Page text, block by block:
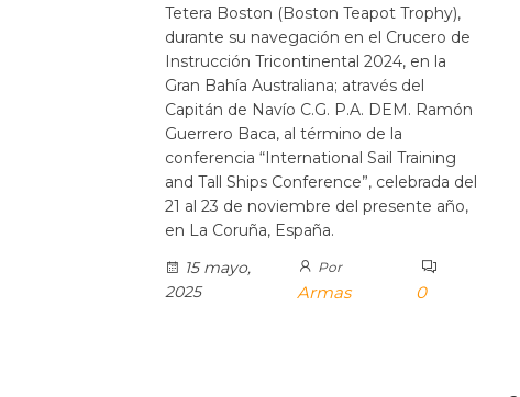
Tetera Boston (Boston Teapot Trophy),
durante su navegación en el Crucero de
Instrucción Tricontinental 2024, en la
Gran Bahía Australiana; através del
Capitán de Navío C.G. P.A. DEM. Ramón
Guerrero Baca, al término de la
conferencia “International Sail Training
and Tall Ships Conference”, celebrada del
21 al 23 de noviembre del presente año,
en La Coruña, España.
15 mayo,
2025
Por
Armas 0